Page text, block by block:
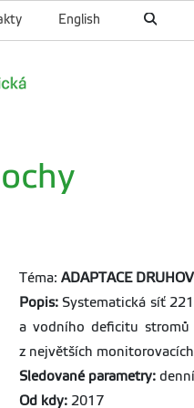
English
Téma: ADAPTACE
Popis:Systematická síť
a vodního deficitu
z největších
Sledované parametry:
Od kdy: 2017